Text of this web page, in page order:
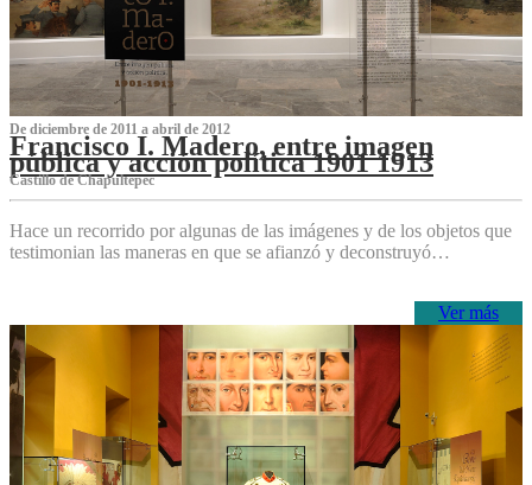
De diciembre de 2011 a abril de 2012
Francisco I. Madero, entre imagen
pública y acción política 1901 1913
Castillo de Chapultepec
Hace un recorrido por algunas de las imágenes y de los objetos que
testimonian las maneras en que se afianzó y deconstruyó…
Ver más